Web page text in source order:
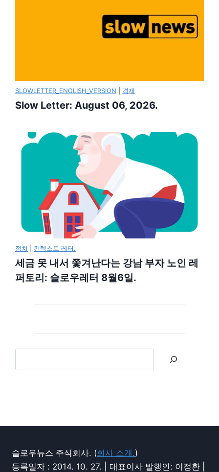
SLOWLETTER_ENGLISH_VERSION 경제
Slow Letter: August 06, 2026.
정치 컨텍스트 레터.
세금 못 내서 쫓겨난다는 강남 부자 노인 레
퍼토리: 슬로우레터 8월6일.
슬로우뉴스 주식회사. (회사 소개.)
등록일자 : 2014. 10. 27. | 대표이사 발행인: 이정환 |